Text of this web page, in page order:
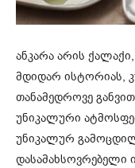
ანკარა არის
მდიდარ ისტორიას,
თანამედროვე
უნიკალური
უნიკალურ
დასამახსოვრებელი